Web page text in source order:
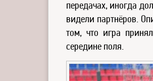
передачах, иногда
видели партнёров.
том, что игра
середине поля.